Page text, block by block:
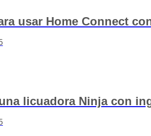
usar Home Connect
licuadora Ninja con